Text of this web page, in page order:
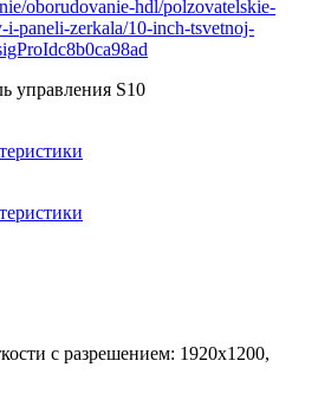
oborudovanie-hdl/polzovatelskie-
i-paneli-zerkala/10-inch-tsvetnoj-
управления S10
с разрешением: 1920x1200,